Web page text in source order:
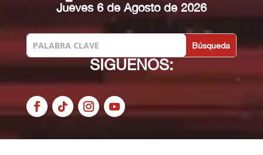
Jueves 6 de Agosto de 2026
SIGUENOS: